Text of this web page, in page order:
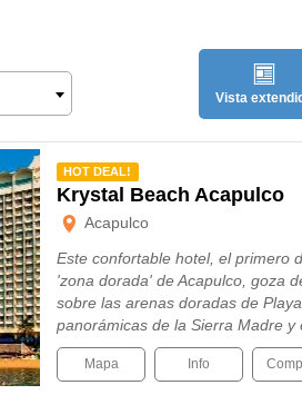
Vista
HOT DEAL!
Krystal Beach Acapulco
Acapulco
Este confortable hotel, el primero
'zona dorada' de Acapulco, goza
sobre las arenas doradas de
panorámicas de la Sierra Madre
Mapa Info